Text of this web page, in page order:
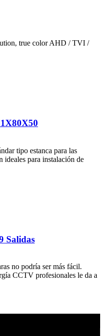
true color AHD / TVI /
tipo estanca para las
ideales para instalación de
Salidas
no podría ser más fácil.
CCTV profesionales le da a